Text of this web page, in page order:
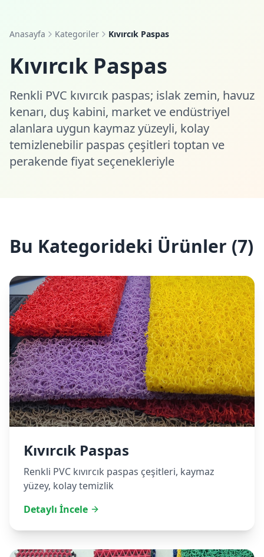
Anasayfa Kategoriler Kıvırcık Paspas
Kıvırcık Paspas
Renkli PVC kıvırcık paspas; islak zemin, havuz
kenarı, duş kabini, market ve endüstriyel
alanlara uygun kaymaz yüzeyli, kolay
temizlenebilir paspas çeşitleri toptan ve
perakende fiyat seçenekleriyle
Bu Kategorideki Ürünler (7)
Kıvırcık Paspas
Renkli PVC kıvırcık paspas çeşitleri, kaymaz
yüzey, kolay temizlik
Detaylı İncele